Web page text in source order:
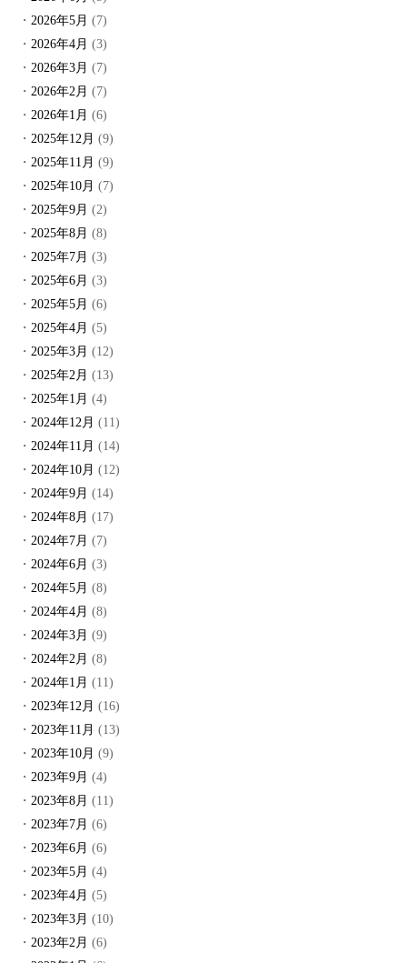
2026年5月 (7)
2026年4月 (3)
2026年3月 (7)
2026年2月 (7)
2026年1月 (6)
2025年12月 (9)
2025年11月 (9)
2025年10月 (7)
2025年9月 (2)
2025年8月 (8)
2025年7月 (3)
2025年6月 (3)
2025年5月 (6)
2025年4月 (5)
2025年3月 (12)
2025年2月 (13)
2025年1月 (4)
2024年12月 (11)
2024年11月 (14)
2024年10月 (12)
2024年9月 (14)
2024年8月 (17)
2024年7月 (7)
2024年6月 (3)
2024年5月 (8)
2024年4月 (8)
2024年3月 (9)
2024年2月 (8)
2024年1月 (11)
2023年12月 (16)
2023年11月 (13)
2023年10月 (9)
2023年9月 (4)
2023年8月 (11)
2023年7月 (6)
2023年6月 (6)
2023年5月 (4)
2023年4月 (5)
2023年3月 (10)
2023年2月 (6)